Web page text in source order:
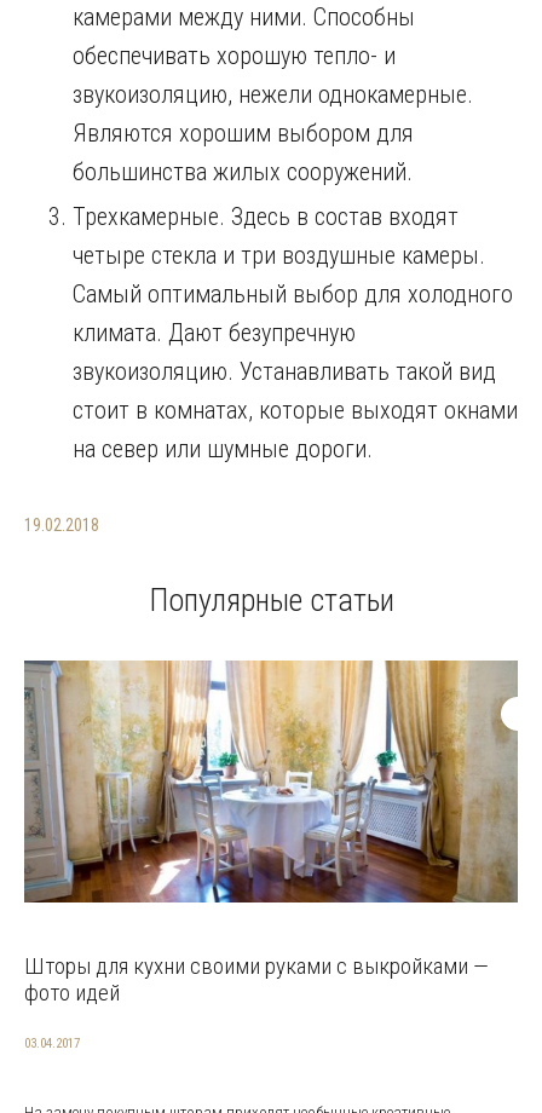
камерами между ними. Способны
обеспечивать хорошую тепло- и
звукоизоляцию, нежели однокамерные.
Являются хорошим выбором для
большинства жилых сооружений.
Трехкамерные. Здесь в состав входят
четыре стекла и три воздушные камеры.
Самый оптимальный выбор для холодного
климата. Дают безупречную
звукоизоляцию. Устанавливать такой вид
стоит в комнатах, которые выходят окнами
на север или шумные дороги.
19.02.2018
Популярные статьи
Шторы для кухни своими руками с выкройками —
фото идей
03.04.2017